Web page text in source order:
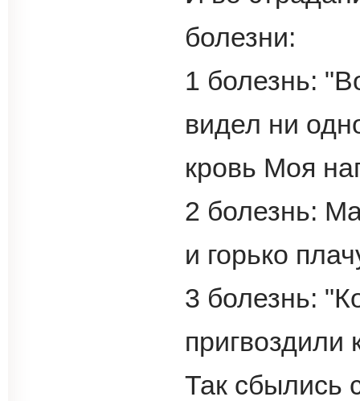
болезни:
1 болезнь:
видел ни
кровь Моя
2 болезнь:
и горько
3 болезнь:
пригвоздили
Так сбылись